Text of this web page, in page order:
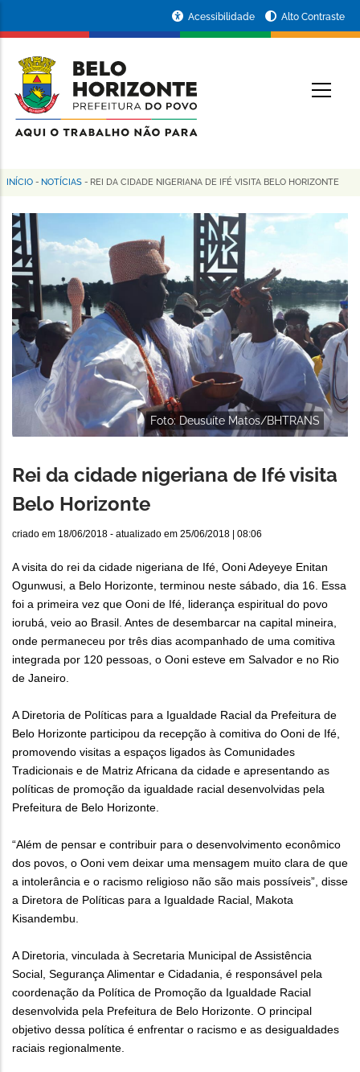
conteúdo
principal
da
Prefeitura
de
Horizonte
Acessibilidade Alto Contraste
Trilha
de
navegação
INÍCIO - NOTÍCIAS - REI DA CIDADE NIGERIANA DE IFÉ VISITA BELO HORIZONTE
Foto: Deusuíte Matos/BHTRANS
Rei da cidade nigeriana de Ifé visita
Belo Horizonte
criado em 18/06/2018 - atualizado em 25/06/2018 | 08:06
A visita do rei da cidade nigeriana de Ifé, Ooni Adeyeye Enitan
Ogunwusi, a Belo Horizonte, terminou neste sábado, dia 16. Essa
foi a primeira vez que Ooni de Ifé, liderança espiritual do povo
iorubá, veio ao Brasil. Antes de desembarcar na capital mineira,
onde permaneceu por três dias acompanhado de uma comitiva
integrada por 120 pessoas, o Ooni esteve em Salvador e no Rio
de Janeiro.
A Diretoria de Políticas para a Igualdade Racial da Prefeitura de
Belo Horizonte participou da recepção à comitiva do Ooni de Ifé,
promovendo visitas a espaços ligados às Comunidades
Tradicionais e de Matriz Africana da cidade e apresentando as
políticas de promoção da igualdade racial desenvolvidas pela
Prefeitura de Belo Horizonte.
“Além de pensar e contribuir para o desenvolvimento econômico
dos povos, o Ooni vem deixar uma mensagem muito clara de que
a intolerância e o racismo religioso não são mais possíveis”, disse
a Diretora de Políticas para a Igualdade Racial, Makota
Kisandembu.
A Diretoria, vinculada à Secretaria Municipal de Assistência
Social, Segurança Alimentar e Cidadania, é responsável pela
coordenação da Política de Promoção da Igualdade Racial
desenvolvida pela Prefeitura de Belo Horizonte. O principal
objetivo dessa política é enfrentar o racismo e as desigualdades
raciais regionalmente.